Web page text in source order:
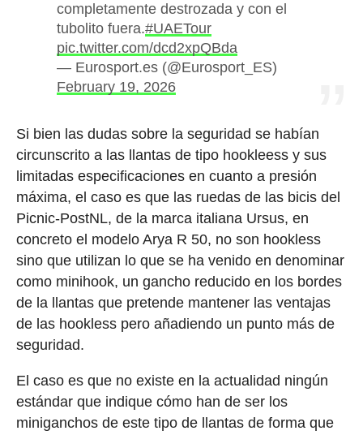
completamente destrozada y con el
tubolito fuera.#UAETour
pic.twitter.com/dcd2xpQBda
— Eurosport.es (@Eurosport_ES)
February 19, 2026
Si bien las dudas sobre la seguridad se habían
circunscrito a las llantas de tipo hookleess y sus
limitadas especificaciones en cuanto a presión
máxima, el caso es que las ruedas de las bicis del
Picnic-PostNL, de la marca italiana Ursus, en
concreto el modelo Arya R 50, no son hookless
sino que utilizan lo que se ha venido en denominar
como minihook, un gancho reducido en los bordes
de la llantas que pretende mantener las ventajas
de las hookless pero añadiendo un punto más de
seguridad.
El caso es que no existe en la actualidad ningún
estándar que indique cómo han de ser los
miniganchos de este tipo de llantas de forma que